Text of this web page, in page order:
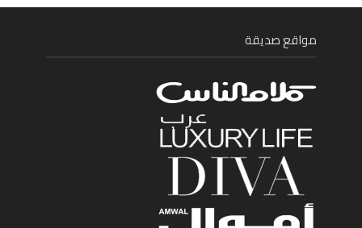
مواقع صديقة